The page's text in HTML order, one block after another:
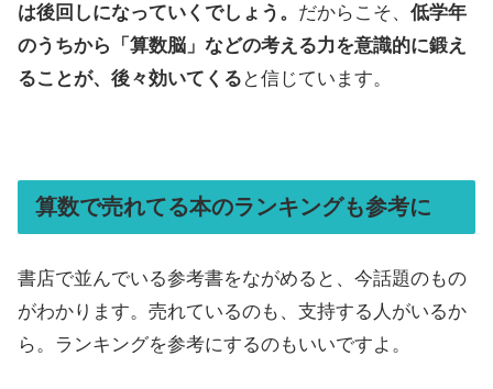
は後回しになっていくでしょう。 だからこそ、 低学年
のうちから「算数脳」などの考える力を意識的に鍛え
ることが、後々効いてくる と信じています。
算数で売れてる本のランキングも参考に
書店で並んでいる参考書をながめると、今話題のもの
がわかります。売れているのも、支持する人がいるか
ら。ランキングを参考にするのもいいですよ。